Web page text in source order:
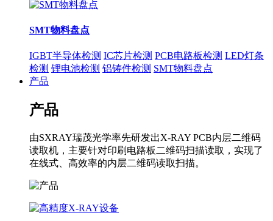
SMT物料盘点
IGBT半导体检测 IC芯片检测 PCB电路板检测 LED灯条
检测 锂电池检测 铝铸件检测 SMT物料盘点
产品
产品
由SXRAY瑞茂光学率先研发出X-RAY PCB内层二维码
读取机，主要针对印刷电路板二维码扫描读取，实现了
在线式、高效率的内层二维码读取扫描。